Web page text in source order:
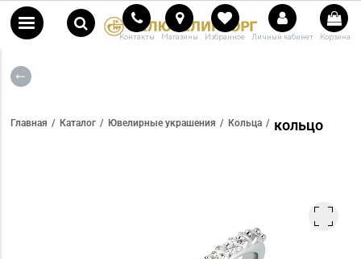
Контакты Магазины Избранное Личный кабинет Корзина
Главная Каталог Ювелирные украшения Кольца кольцо